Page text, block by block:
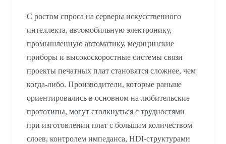
С ростом спроса на серверы искусственного
интеллекта, автомобильную электронику,
промышленную автоматику, медицинские
приборы и высокоскоростные системы связи
проекты печатных плат становятся сложнее, чем
когда-либо. Производители, которые раньше
ориентировались в основном на любительские
прототипы, могут столкнуться с трудностями
при изготовлении плат с большим количеством
слоев, контролем импеданса, HDI-структурами